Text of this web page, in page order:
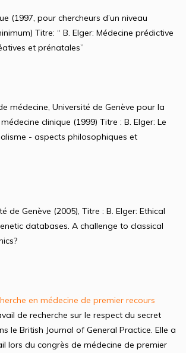
(1997, pour chercheurs d’un niveau
Titre: “ B. Elger: Médecine prédictive
et prénatales”
médecine, Université de Genève pour la
clinique (1999) Titre : B. Elger: Le
- aspects philosophiques et
de Genève (2005), Titre : B. Elger: Ethical
databases. A challenge to classical
en médecine de premier recours
de recherche sur le respect du secret
le British Journal of General Practice. Elle a
lors du congrès de médecine de premier